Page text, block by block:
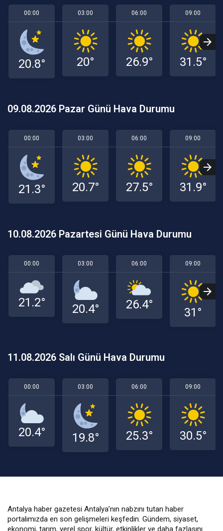
00:00
20.8°
03:00
20°
06:00
26.9°
09:00
31.5°
09.08.2026 Pazar Günü Hava Durumu
00:00
21.3°
03:00
20.7°
06:00
27.5°
09:00
31.9°
10.08.2026 Pazartesi Günü Hava Durumu
00:00
21.2°
03:00
20.4°
06:00
26.4°
09:00
31°
11.08.2026 Salı Günü Hava Durumu
00:00
20.4°
03:00
19.8°
06:00
25.3°
09:00
30.5°
Antalya haber gazetesi Antalya’nın nabzını tutan haber
portalımızda en son gelişmeleri keşfedin. Gündem, siyaset,
ekonomi, tarım, yerel spor, kültür, etkinlikler ve daha fazlasını